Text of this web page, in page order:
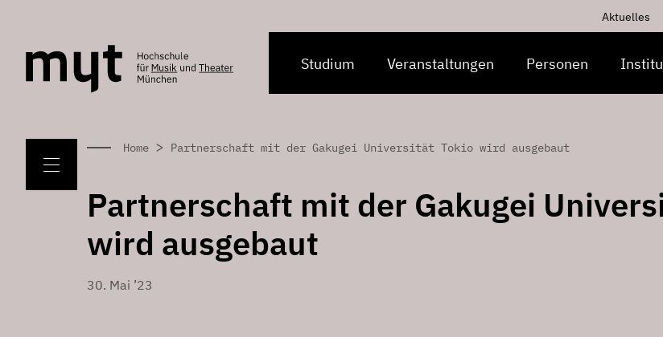
Aktuelles
Studium Veranstaltungen Personen
Home > Partnerschaft mit der Gakugei Universität Tokio wird ausgebaut
Partnerschaft mit der Gakugei
wird ausgebaut
30. Mai ’23